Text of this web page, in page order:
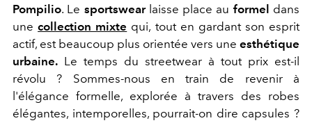
Pompilio. Le sportswearlaisse place au formel dans
unecollection mixte qui, tout en gardant son esprit
actif, est beaucoup plus orientée vers une esthétique
urbaine. Le temps du streetwear à tout prix est-il
révolu ? Sommes-nous en train de revenir à
l'élégance formelle, explorée à travers des robes
élégantes, intemporelles, pourrait-on dire capsules ?